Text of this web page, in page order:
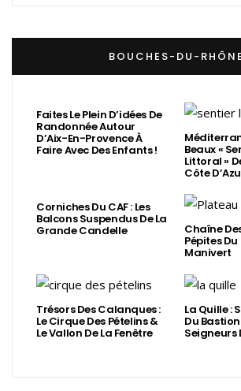
BOUCHES-DU-RHÔNE
Faites Le Plein D’idées De
Randonnée Autour
D’Aix-En-Provence À
Faire Avec Des Enfants ! Beaux «
Littoral »
Côte
Corniches Du CAF : Les
Balcons Suspendus De La
Grande Candelle Chaîne
Pépites
Manivert
Trésors Des Calanques :
Le Cirque Des Pételins &
Le Vallon De La Fenêtre
La Quille :
Du
Seigneurs